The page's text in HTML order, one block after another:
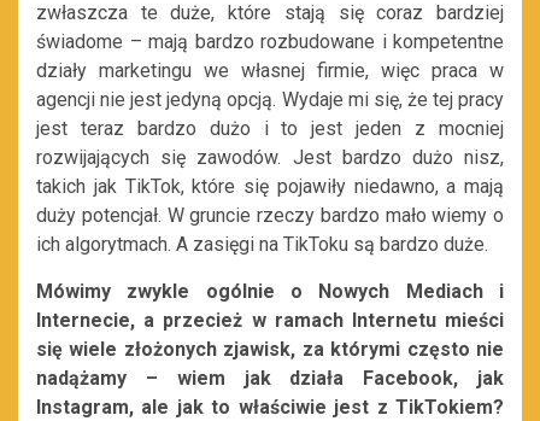
zwłaszcza te duże, które stają się coraz bardziej
świadome – mają bardzo rozbudowane i kompetentne
działy marketingu we własnej firmie, więc praca w
agencji nie jest jedyną opcją. Wydaje mi się, że tej pracy
jest teraz bardzo dużo i to jest jeden z mocniej
rozwijających się zawodów. Jest bardzo dużo nisz,
takich jak TikTok, które się pojawiły niedawno, a mają
duży potencjał. W gruncie rzeczy bardzo mało wiemy o
ich algorytmach. A zasięgi na TikToku są bardzo duże.
Mówimy zwykle ogólnie o Nowych Mediach i
Internecie, a przecież w ramach Internetu mieści
się wiele złożonych zjawisk, za którymi często nie
nadążamy – wiem jak działa Facebook, jak
Instagram, ale jak to właściwie jest z TikTokiem?